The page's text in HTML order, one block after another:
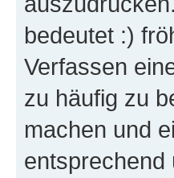
bedeutet :)
Verfassen
zu häufig zu
machen und
entsprechend